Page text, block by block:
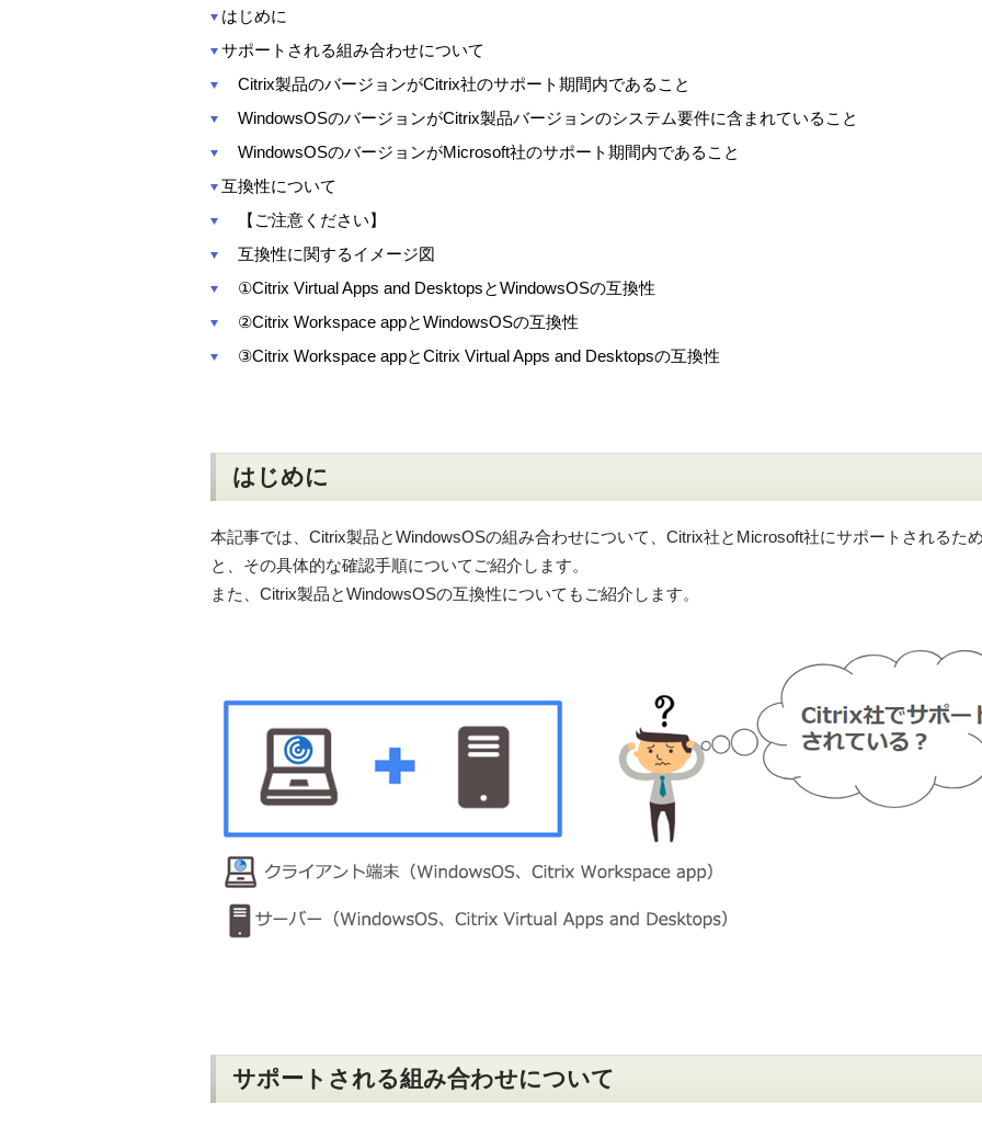
はじめに
サポートされる組み合わせについて
Citrix製品のバージョンがCitrix社のサポート期間内であること
WindowsOSのバージョンがCitrix製品バージョンのシステム要件に含まれていること
WindowsOSのバージョンがMicrosoft社のサポート期間内であること
互換性について
【ご注意ください】
互換性に関するイメージ図
①Citrix Virtual Apps and DesktopsとWindowsOSの互換性
②Citrix Workspace appとWindowsOSの互換性
③Citrix Workspace appとCitrix Virtual Apps and Desktopsの互換性
はじめに
本記事では、Citrix製品とWindowsOSの組み合わせについて、Citrix社とMicrosoft社にサポートされるた
と、その具体的な確認手順についてご紹介します。
また、Citrix製品とWindowsOSの互換性についてもご紹介します。
サポートされる組み合わせについて